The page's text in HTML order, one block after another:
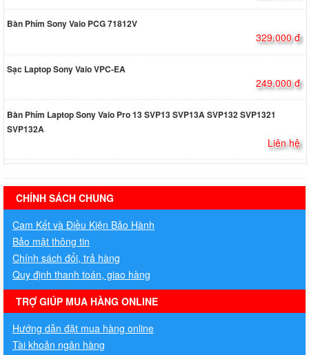
Bàn Phím Sony Vaio PCG 71812V
329.000 đ
Sạc Laptop Sony Vaio VPC-EA
249.000 đ
Bàn Phím Laptop Sony Vaio Pro 13 SVP13 SVP13A SVP132 SVP1321
SVP132A
Liên hệ
hermes handbags outlet online
CHÍNH SÁCH CHUNG
Cam Kết và Điều Kiện Bảo Hành
Bảo mật thông tin
Chính sách đổi, trả hàng
Quy định thanh toán, giao hàng
TRỢ GIÚP MUA HÀNG ONLINE
Hướng dẫn đặt mua hàng online
Tài khoản ngân hàng